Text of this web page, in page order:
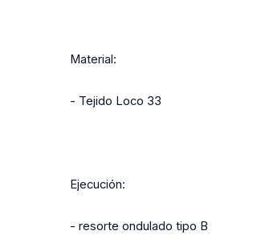
Material:
- Tejido Loco 33
Ejecución:
- resorte ondulado tipo B